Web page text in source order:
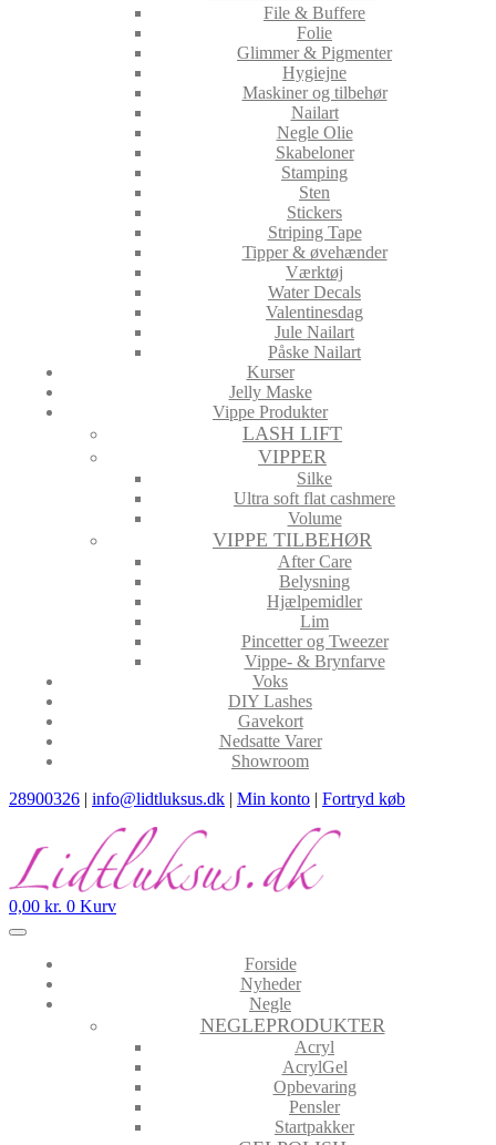
File & Buffere
Folie
Glimmer & Pigmenter
Hygiejne
Maskiner og tilbehør
Nailart
Negle Olie
Skabeloner
Stamping
Sten
Stickers
Striping Tape
Tipper & øvehænder
Værktøj
Water Decals
Valentinesdag
Jule Nailart
Påske Nailart
Kurser
Jelly Maske
Vippe Produkter
LASH LIFT
VIPPER
Silke
Ultra soft flat cashmere
Volume
VIPPE TILBEHØR
After Care
Belysning
Hjælpemidler
Lim
Pincetter og Tweezer
Vippe- & Brynfarve
Voks
DIY Lashes
Gavekort
Nedsatte Varer
Showroom
28900326 | info@lidtluksus.dk | Min konto | Fortryd køb
0,00 kr. 0 Kurv
Forside
Nyheder
Negle
NEGLEPRODUKTER
Acryl
AcrylGel
Opbevaring
Pensler
Startpakker